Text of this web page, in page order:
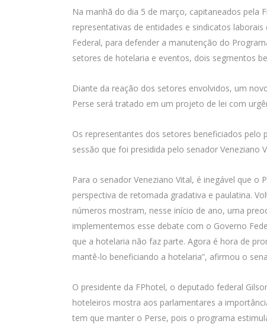
Na manhã do dia 5 de março, capitaneados pela
representativas de entidades e sindicatos
Federal, para defender a manutenção do
setores de hotelaria e eventos, dois segmentos
Diante da reação dos setores envolvidos, um
Perse será tratado em um projeto de lei com
Os representantes dos setores beneficiados
sessão que foi presidida pelo senador Veneziano
Para o senador Veneziano Vital, é inegável que
perspectiva de retomada gradativa e paulatina.
números mostram, nesse início de ano, uma
implementemos esse debate com o Governo
que a hotelaria não faz parte. Agora é hora de
mantê-lo beneficiando a hotelaria”, afirmou o
O presidente da FPhotel, o deputado federal
hoteleiros mostra aos parlamentares a
tem que manter o Perse, pois o programa